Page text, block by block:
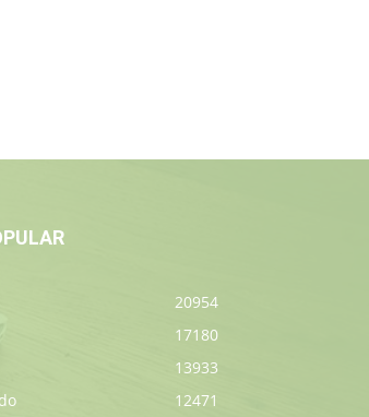
20954
17180
13933
12471